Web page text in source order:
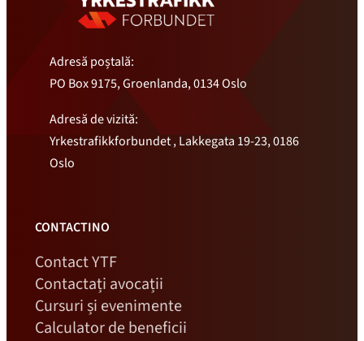
Adresă poștală:
PO Box 9175, Groenlanda, 0134 Oslo
Adresă de vizită:
Yrkestrafikkforbundet , Lakkegata 19-23, 0186
Oslo
CONTACTINO
Contact YTF
Contactați avocații
Cursuri și evenimente
Calculator de beneficii